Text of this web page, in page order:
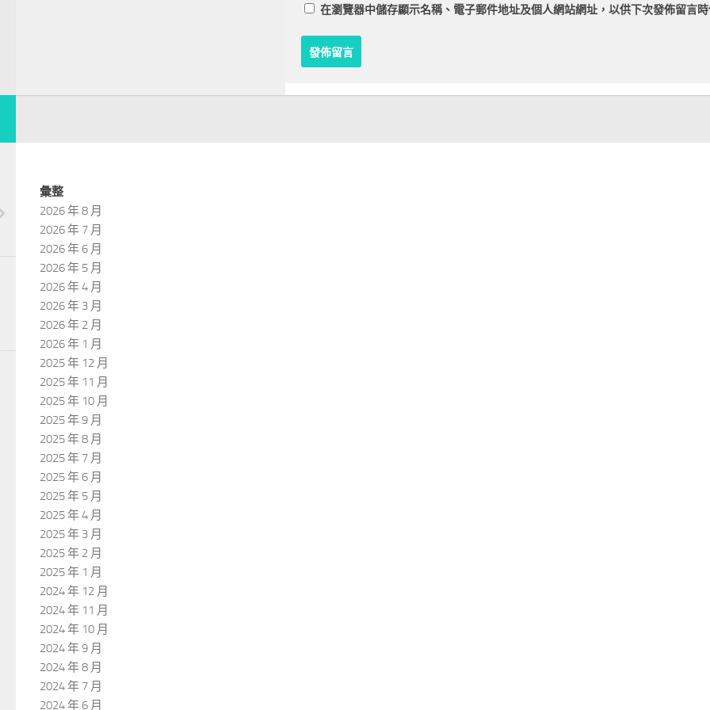
在瀏覽器中儲存顯示名稱、電子郵件地址及個人網站網址，以供下次發佈留言
彙整
2026 年 8 月
2026 年 7 月
2026 年 6 月
2026 年 5 月
2026 年 4 月
2026 年 3 月
2026 年 2 月
2026 年 1 月
2025 年 12 月
2025 年 11 月
2025 年 10 月
2025 年 9 月
2025 年 8 月
2025 年 7 月
2025 年 6 月
2025 年 5 月
2025 年 4 月
2025 年 3 月
2025 年 2 月
2025 年 1 月
2024 年 12 月
2024 年 11 月
2024 年 10 月
2024 年 9 月
2024 年 8 月
2024 年 7 月
2024 年 6 月